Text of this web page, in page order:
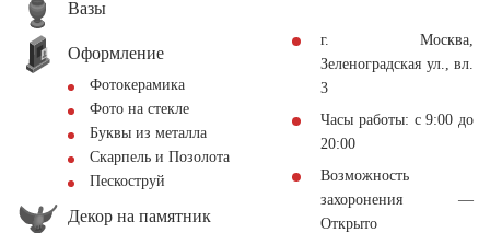
Вазы
Оформление
Фотокерамика
Фото на стекле
Буквы из металла
Скарпель и Позолота
Пескоструй
Декор на памятник
г. Москва,
Зеленоградская ул., вл.
3
Часы работы: с 9:00 до
20:00
Возможность
захоронения —
Открыто